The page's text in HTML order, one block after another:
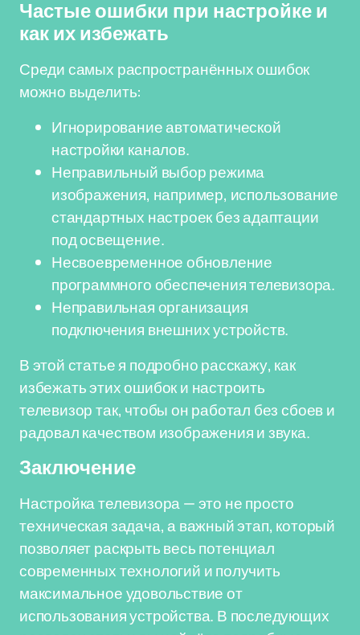
Частые ошибки при настройке и
как их избежать
Среди самых распространённых ошибок
можно выделить:
Игнорирование автоматической
настройки каналов.
Неправильный выбор режима
изображения, например, использование
стандартных настроек без адаптации
под освещение.
Несвоевременное обновление
программного обеспечения телевизора.
Неправильная организация
подключения внешних устройств.
В этой статье я подробно расскажу, как
избежать этих ошибок и настроить
телевизор так, чтобы он работал без сбоев и
радовал качеством изображения и звука.
Заключение
Настройка телевизора — это не просто
техническая задача, а важный этап, который
позволяет раскрыть весь потенциал
современных технологий и получить
максимальное удовольствие от
использования устройства. В последующих